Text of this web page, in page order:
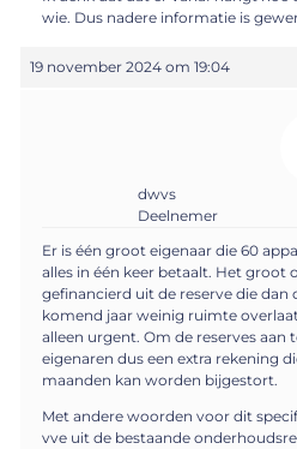
wie. Dus nadere informatie is
19 november 2024 om 19:04
dwvs
Deelnemer
Er is één groot eigenaar die 60
alles in één keer betaalt. Het groot
gefinancierd uit de reserve die dan
komend jaar weinig ruimte
alleen urgent. Om de reserves aan
eigenaren dus een extra rekening
maanden kan worden bijgestort.
Met andere woorden voor dit
vve uit de bestaande